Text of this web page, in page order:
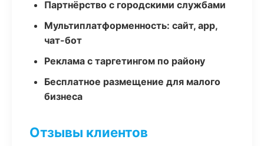
Партнёрство с городскими службами
Мультиплатформенность: сайт, app,
чат-бот
Реклама с таргетингом по району
Бесплатное размещение для малого
бизнеса
Отзывы клиентов